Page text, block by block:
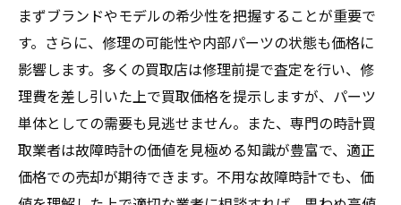
まずブランドやモデルの希少性を把握することが重要で
す。さらに、修理の可能性や内部パーツの状態も価格に
影響します。多くの買取店は修理前提で査定を行い、修
理費を差し引いた上で買取価格を提示しますが、パーツ
単体としての需要も見逃せません。また、専門の時計買
取業者は故障時計の価値を見極める知識が豊富で、適正
価格での売却が期待できます。不用な故障時計でも、価